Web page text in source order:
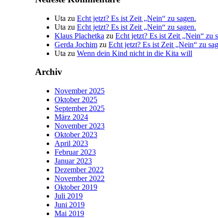
Uta zu Echt jetzt? Es ist Zeit „Nein“ zu sagen.
Uta zu Echt jetzt? Es ist Zeit „Nein“ zu sagen.
Klaus Plachetka zu Echt jetzt? Es ist Zeit „Nein“ zu
Gerda Jochim zu Echt jetzt? Es ist Zeit „Nein“ zu
Uta zu Wenn dein Kind nicht in die Kita will
Archiv
November 2025
Oktober 2025
September 2025
März 2024
November 2023
Oktober 2023
April 2023
Februar 2023
Januar 2023
Dezember 2022
November 2022
Oktober 2019
Juli 2019
Juni 2019
Mai 2019